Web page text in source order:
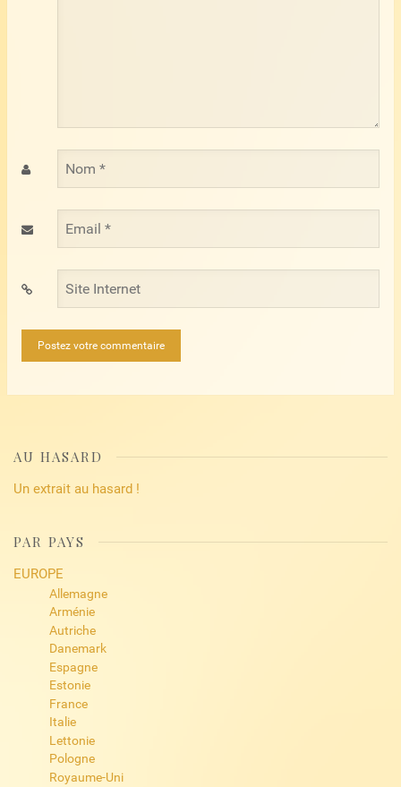
Nom
Email
Site
Internet
AU HASARD
Un extrait au hasard !
PAR PAYS
EUROPE
Allemagne
Arménie
Autriche
Danemark
Espagne
Estonie
France
Italie
Lettonie
Pologne
Royaume-Uni